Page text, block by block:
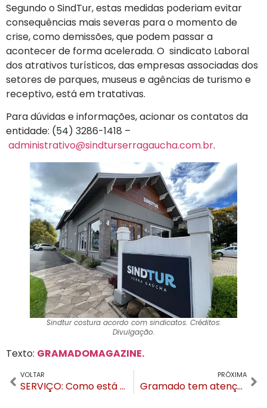
Segundo o SindTur, estas medidas poderiam evitar
consequências mais severas para o momento de
crise, como demissões, que podem passar a
acontecer de forma acelerada. O sindicato Laboral
dos atrativos turísticos, das empresas associadas dos
setores de parques, museus e agências de turismo e
receptivo, está em tratativas.
Para dúvidas e informações, acionar os contatos da
entidade: (54) 3286-1418 –
administrativo@sindturserragaucha.com.br.
Sindtur costura acordo com sindicatos. Créditos:
Divulgação.
Texto: GRAMADOMAGAZINE.
VOLTAR
SERVIÇO: Como está Gramado, suas rotas, logística, abastecimento e funcionamento em geral
PRÓXIMA
Gramado tem atenção máxima em regiões de encostas por solo muito encharcado